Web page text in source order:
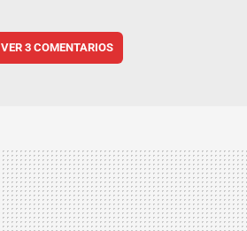
VER3 COMENTARIOS